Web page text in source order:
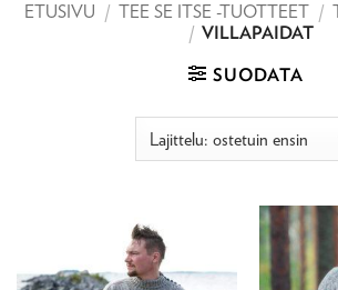
ETUSIVU / TEE SE ITSE -TUOTTEET /
/ VILLAPAIDAT
SUODATA